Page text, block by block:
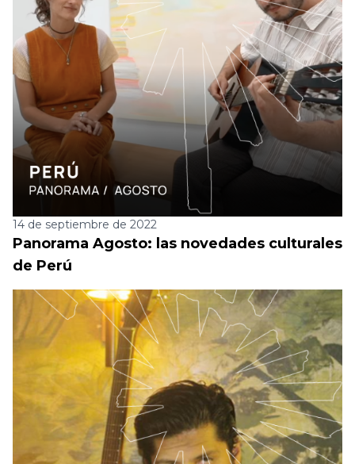
14 de septiembre de 2022
Panorama Agosto: las novedades culturales
de Perú